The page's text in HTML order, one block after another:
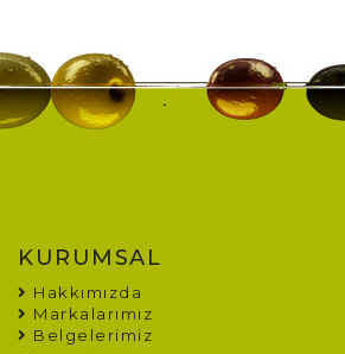
KURUMSAL
Hakkımızda
Markalarımız
Belgelerimiz